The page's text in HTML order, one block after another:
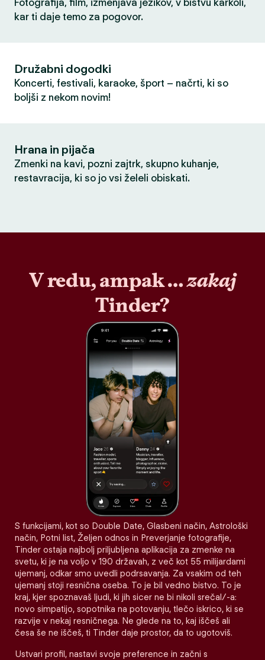
Fotografija, film, izmenjava jezikov, v bistvu karkoli,
kar ti daje temo za pogovor.
Družabni dogodki
Koncerti, festivali, karaoke, šport – načrti, ki so
boljši z nekom novim!
Hrana in pijača
Zmenki na kavi, pozni zajtrk, skupno kuhanje,
restavracija, ki so jo vsi želeli obiskati.
V redu, ampak …zakaj
Tinder?
S funkcijami, kot so Double Date, Glasbeni način, Astrološki
način, Potni list, Željen odnos in Preverjanje fotografije,
Tinder ostaja najbolj priljubljena aplikacija za zmenke na
svetu, ki je na voljo v 190 državah, z več kot 55 milijardami
ujemanj, odkar smo uvedli podrsavanja. Za vsakim od teh
ujemanj stoji resnična oseba. To je bil vedno bistvo. To je
kraj, kjer spoznavaš ljudi, ki jih sicer ne bi nikoli srečal/-a:
novo simpatijo, sopotnika na potovanju, tlečo iskrico, ki se
razvije v nekaj resničnega. Ne glede na to, kaj iščeš ali
česa še ne iščeš, ti Tinder daje prostor, da to ugotoviš.
Ustvari profil, nastavi svoje preference in začni s